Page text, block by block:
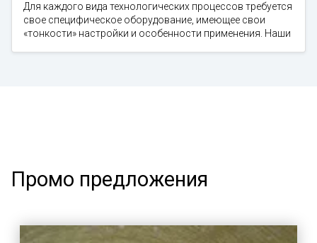
Для каждого вида технологических процессов требуется
свое специфическое оборудование, имеющее свои
«тонкости» настройки и особенности применения. Наши
Промо предложения